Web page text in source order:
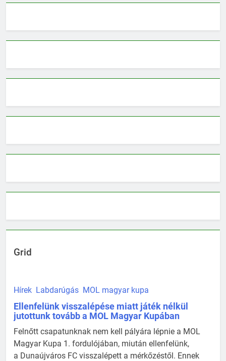
Grid
Hírek Labdarúgás MOL magyar kupa
Ellenfelünk visszalépése miatt játék nélkül
jutottunk tovább a MOL Magyar Kupában
Felnőtt csapatunknak nem kell pályára lépnie a MOL
Magyar Kupa 1. fordulójában, miután ellenfelünk,
a Dunaújváros FC visszalépett a mérkőzéstől. Ennek